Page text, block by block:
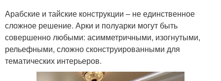
Арабские и тайские конструкции – не единственное
сложное решение. Арки и полуарки могут быть
совершенно любыми: асимметричными, изогнутыми,
рельефными, сложно сконструированными для
тематических интерьеров.